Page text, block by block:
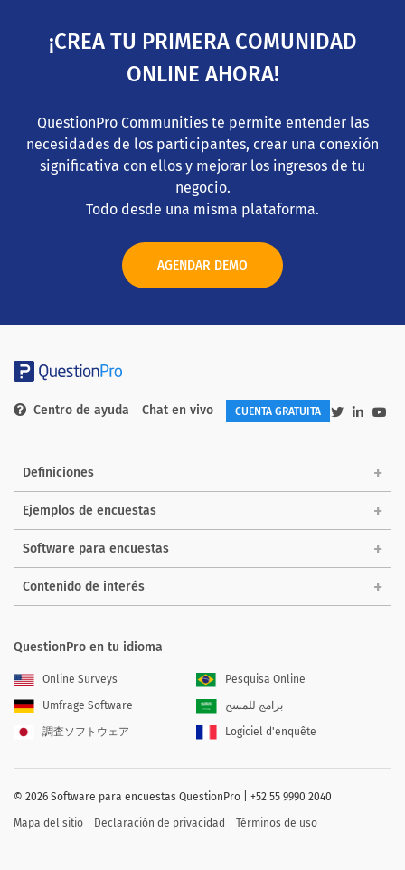
¡CREA TU PRIMERA COMUNIDAD
ONLINE AHORA!
QuestionPro Communities te permite entender las
necesidades de los participantes, crear una conexión
significativa con ellos y mejorar los ingresos de tu
negocio.
Todo desde una misma plataforma.
AGENDAR DEMO
Centro de ayuda Chat en vivo CUENTA GRATUITA
Definiciones
Ejemplos de encuestas
Software para encuestas
Contenido de interés
QuestionPro en tu idioma
Online Surveys Pesquisa Online
Umfrage Software برامج للمسح
調査ソフトウェア Logiciel d'enquête
© 2026 Software para encuestas QuestionPro | +52 55 9990 2040
Mapa del sitio Declaración de privacidad Términos de uso